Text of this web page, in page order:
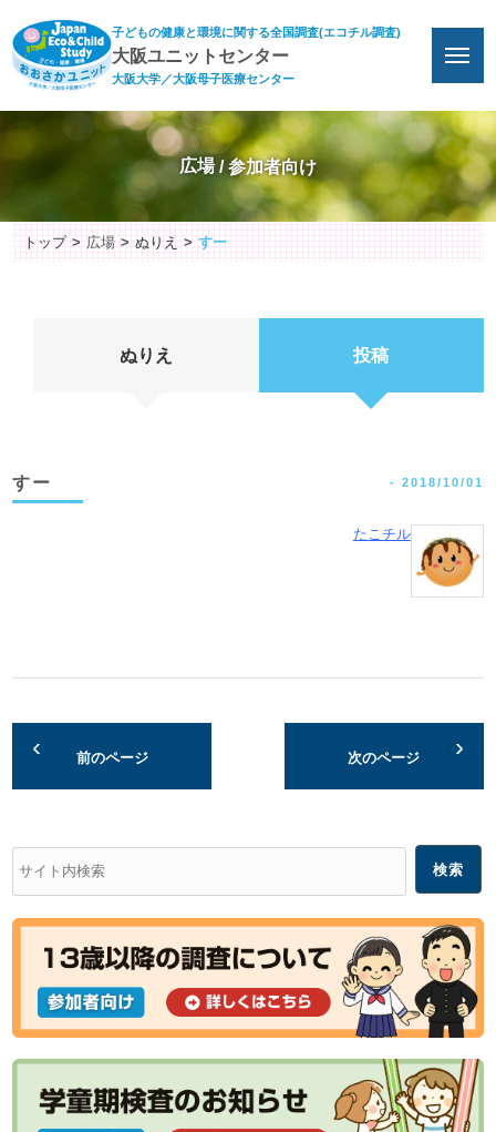
子どもの健康と環境に関する全国調査(エコチル調査)
大阪ユニットセンター
大阪大学／大阪母子医療センター
広場
トップ 広場 ぬりえ すー
ぬりえ 投稿
すー - 2018/10/01
たこチル
前のページ 次のページ